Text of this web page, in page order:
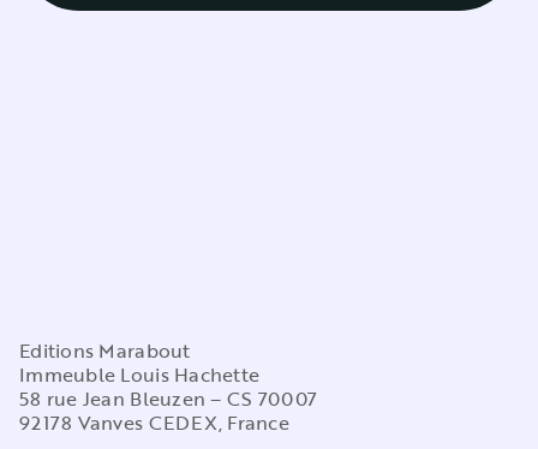
Editions Marabout
Immeuble Louis Hachette
58 rue Jean Bleuzen – CS 70007
92178 Vanves CEDEX, France